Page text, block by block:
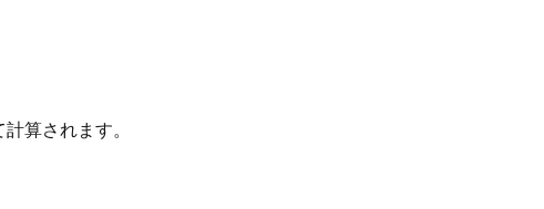
算されます。